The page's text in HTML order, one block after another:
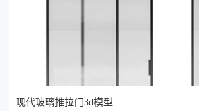
现代玻璃推拉门3d模型